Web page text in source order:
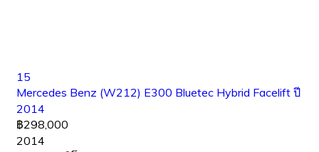
15
Mercedes Benz (W212) E300 Bluetec Hybrid Facelift ปี
2014
฿298,000
2014